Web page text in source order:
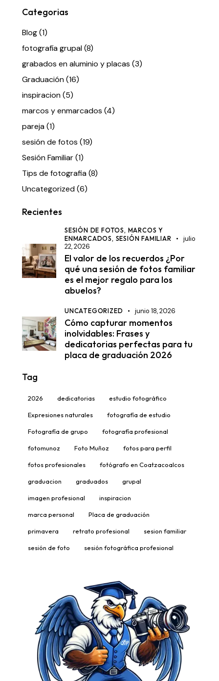
Categorias
Blog(1)
fotografía grupal(8)
grabados en aluminio y placas (3)
Graduación(16)
inspiracion(5)
marcos y enmarcados (4)
pareja(1)
sesión de fotos (19)
Sesión Familiar(1)
Tips de fotografia(8)
Uncategorized(6)
Recientes
SESIÓN DE FOTOS, MARCOS Y
ENMARCADOS, SESIÓN FAMILIAR
julio
22, 2026
El valor de los recuerdos ¿Por
qué una sesión de fotos familiar
es el mejor regalo para los
abuelos?
UNCATEGORIZED junio 18, 2026
Cómo capturar momentos
inolvidables: Frases y
dedicatorias perfectas para tu
placa de graduación 2026
Tag
2026 dedicatorias estudio fotográfico
Expresiones naturales fotografía de estudio
Fotografía de grupo fotografía profesional
fotomunoz Foto Muñoz fotos para perfil
fotos profesionales fotógrafo en Coatzacoalcos
graduacion graduados grupal
imagen profesional inspiracion
marca personal Placa de graduación
primavera retrato profesional sesion familiar
sesión de foto sesión fotográfica profesional